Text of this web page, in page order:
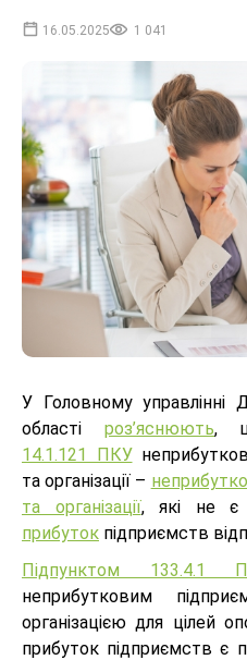
16.05.2025 1 041
У Головному управлінні
області роз’яснюють,
14.1.121 ПКУ
та організації –
та організації, які не є
прибуток підприємств
Підпунктом 133.4.1
неприбутковим
організацією для цілей
прибуток підприємств є